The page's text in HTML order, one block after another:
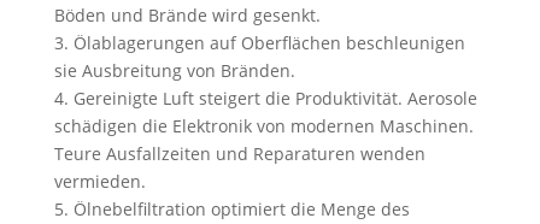
Böden und Brände wird gesenkt.
3. Ölablagerungen auf Oberflächen beschleunigen
sie Ausbreitung von Bränden.
4. Gereinigte Luft steigert die Produktivität. Aerosole
schädigen die Elektronik von modernen Maschinen.
Teure Ausfallzeiten und Reparaturen wenden
vermieden.
5. Ölnebelfiltration optimiert die Menge des